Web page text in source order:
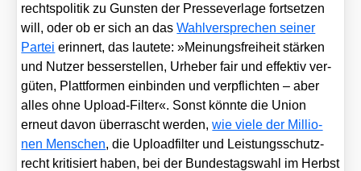
rechts­po­li­tik zu Guns­ten der Pres­se­ver­la­ge fort­set­zen
will, oder ob er sich an dasWahl­ver­spre­chen sei­ner
Par­tei erin­nert, das lau­te­te: »Mei­nungs­frei­heit stär­ken
und Nut­zer bes­ser­stel­len, Urhe­ber fair und effek­tiv ver­
gü­ten, Platt­for­men ein­bin­den und ver­pflich­ten – aber
alles ohne Upload-Fil­ter«. Sonst könn­te die Uni­on
erneut davon über­rascht wer­den,wie vie­le der Mil­lio­
nen Men­schen, die Upload­fil­ter und Leis­tungs­schutz­
recht kri­ti­siert haben, bei der Bun­des­tags­wahl im Herbst